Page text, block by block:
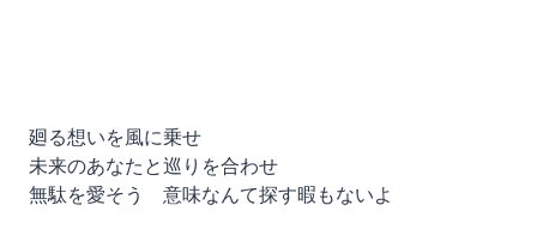
廻る想いを風に乗せ
未来のあなたと巡りを合わせ
無駄を愛そう 意味なんて探す暇もないよ